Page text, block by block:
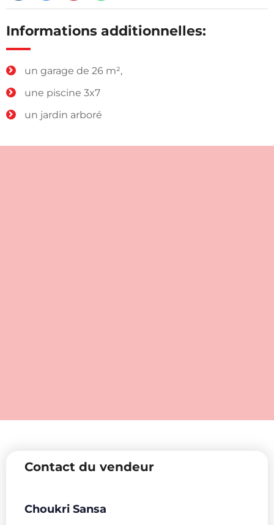
Informations additionnelles:
un garage de 26 m²,
une piscine 3x7
un jardin arboré
Contact du vendeur
Choukri Sansa